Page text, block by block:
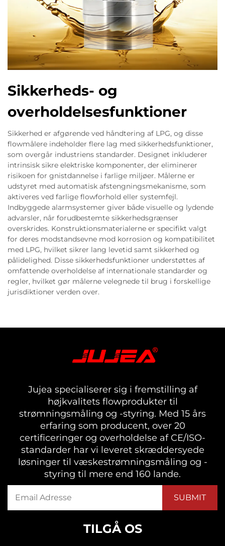
Sikkerheds- og
overholdelsesfunktioner
Sikkerhed er afgørende ved håndtering af LPG, og disse
flowmålere indeholder flere lag med sikkerhedsfunktioner,
som overgår industriens standarder. Designet inkluderer
intrinsisk sikre elektriske komponenter, der eliminerer
risikoen for gnistdannelse i farlige miljøer. Målerne er
udstyret med automatisk afstengningsmekanisme, som
aktiveres ved farlige flowforhold eller systemfejl.
Indbyggede alarmsystemer giver både visuelle og lydende
advarsler, når forudbestemte sikkerhedsgrænser
overskrides. Konstruktionsmaterialerne er specifikt valgt
for deres modstandsevne mod korrosion og kompatibilitet
med LPG, hvilket sikrer lang levetid samt sikkerhed og
pålidelighed. Disse sikkerhedsfunktioner understøttes af
omfattende overholdelse af internationale standarder og
regler, hvilket gør målerne velegnede til brug i forskellige
jurisdiktioner verden over.
Jujea specialiserer sig i fremstilling af
højkvalitets flowprodukter til
strømningsmåling og -styring. Med 15 års
erfaring som producent, over 20
certificeringer og overholdelse af CE/ISO-
standarder har vi leveret skræddersyede
løsninger til væskestrømningsmåling og -
styring til mere end 160 lande.
TILGÅ OS